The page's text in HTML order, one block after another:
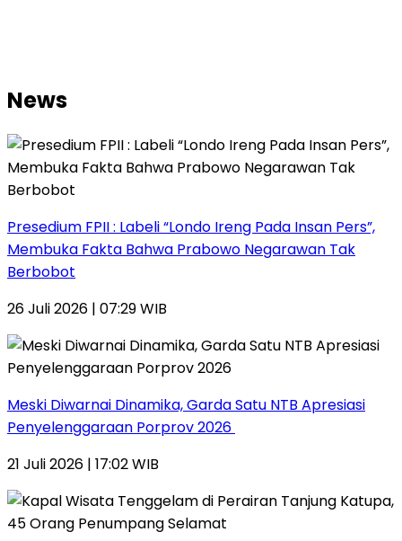
News
Presedium FPII : Labeli “Londo Ireng Pada Insan Pers”,
Membuka Fakta Bahwa Prabowo Negarawan Tak
Berbobot
26 Juli 2026 | 07:29 WIB
Meski Diwarnai Dinamika, Garda Satu NTB Apresiasi
Penyelenggaraan Porprov 2026 ‎
21 Juli 2026 | 17:02 WIB